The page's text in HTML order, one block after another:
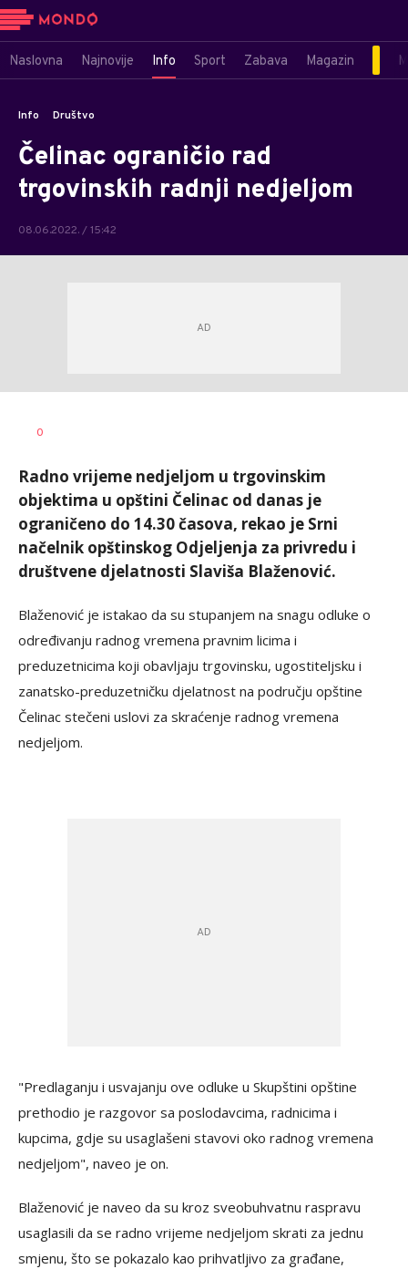
Naslovna Najnovije Info Sport Zabava Magazin
Info Društvo
Čelinac ograničio rad
trgovinskih radnji nedjeljom
08.06.2022. / 15:42
AUTOR
0
Radno vrijeme nedjeljom u trgovinskim
objektima u opštini Čelinac od danas je
ograničeno do 14.30 časova, rekao je Srni
načelnik opštinskog Odjeljenja za privredu i
društvene djelatnosti Slaviša Blaženović.
Blaženović je istakao da su stupanjem na snagu odluke o
određivanju radnog vremena pravnim licima i
preduzetnicima koji obavljaju trgovinsku, ugostiteljsku i
zanatsko-preduzetničku djelatnost na području opštine
Čelinac stečeni uslovi za skraćenje radnog vremena
nedjeljom.
"Predlaganju i usvajanju ove odluke u Skupštini opštine
prethodio je razgovor sa poslodavcima, radnicima i
kupcima, gdje su usaglašeni stavovi oko radnog vremena
nedjeljom", naveo je on.
Blaženović je naveo da su kroz sveobuhvatnu raspravu
usaglasili da se radno vrijeme nedjeljom skrati za jednu
smjenu, što se pokazalo kao prihvatljivo za građane,